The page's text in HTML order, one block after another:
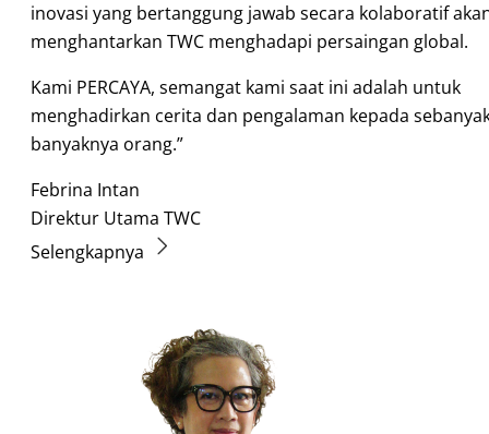
inovasi yang bertanggung jawab secara kolaboratif
menghantarkan TWC menghadapi persaingan global.
Kami PERCAYA, semangat kami saat ini adalah untuk
menghadirkan cerita dan pengalaman kepada
banyaknya orang.”
Febrina Intan
Direktur Utama TWC
Selengkapnya